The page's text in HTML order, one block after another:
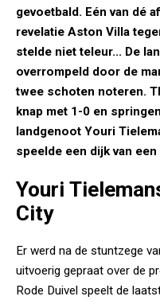
gevoetbald. Eén van dé
revelatie Aston Villa
stelde niet teleur... De
overrompeld door de
twee schoten noteren.
knap met 1-0 en
landgenoot Youri
speelde een dijk van een
Youri
City
Er werd na de stuntzege
uitvoerig gepraat over de
Rode Duivel speelt de